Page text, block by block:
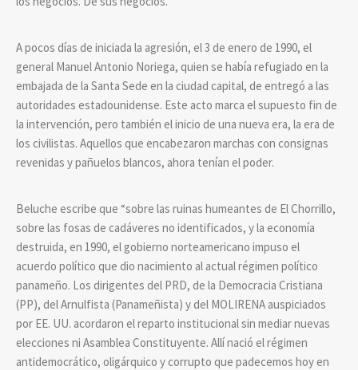
A pocos días de iniciada la agresión, el 3 de enero de 1990, el
general Manuel Antonio Noriega, quien se había refugiado en la
embajada de la Santa Sede en la ciudad capital, de entregó a las
autoridades estadounidense. Este acto marca el supuesto fin de
la intervención, pero también el inicio de una nueva era, la era de
los civilistas. Aquellos que encabezaron marchas con consignas
revenidas y pañuelos blancos, ahora tenían el poder.
Beluche escribe que “sobre las ruinas humeantes de El Chorrillo,
sobre las fosas de cadáveres no identificados, y la economía
destruida, en 1990, el gobierno norteamericano impuso el
acuerdo político que dio nacimiento al actual régimen político
panameño. Los dirigentes del PRD, de la Democracia Cristiana
(PP), del Arnulfista (Panameñista) y del MOLIRENA auspiciados
por EE. UU. acordaron el reparto institucional sin mediar nuevas
elecciones ni Asamblea Constituyente. Allí nació el régimen
antidemocrático, oligárquico y corrupto que padecemos hoy en